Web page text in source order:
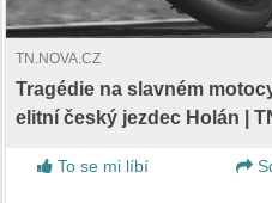
TN.NOVA.CZ
Tragédie na slavném
elitní český jezdec Holán |
To se mi líbí